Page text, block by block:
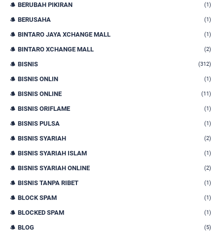
BERUBAH PIKIRAN (1)
BERUSAHA (1)
BINTARO JAYA XCHANGE MALL (1)
BINTARO XCHANGE MALL (2)
BISNIS (312)
BISNIS ONLIN (1)
BISNIS ONLINE (11)
BISNIS ORIFLAME (1)
BISNIS PULSA (1)
BISNIS SYARIAH (2)
BISNIS SYARIAH ISLAM (1)
BISNIS SYARIAH ONLINE (2)
BISNIS TANPA RIBET (1)
BLOCK SPAM (1)
BLOCKED SPAM (1)
BLOG (5)